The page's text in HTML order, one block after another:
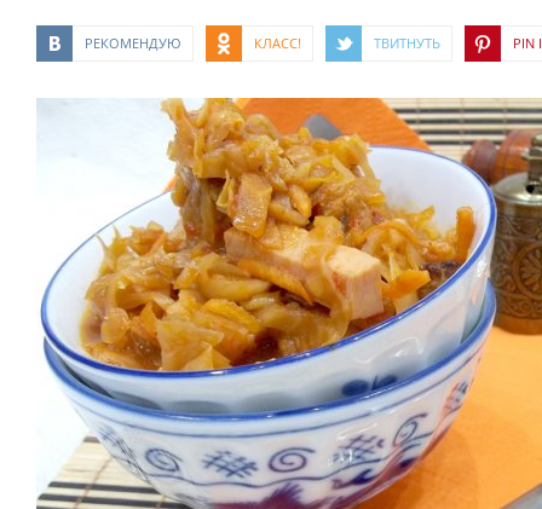
РЕКОМЕНДУЮ КЛАСС! ТВИТНУТЬ PIN